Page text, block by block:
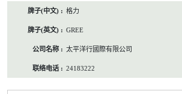
格力
GREE
太平洋行國際有限公司
24183222